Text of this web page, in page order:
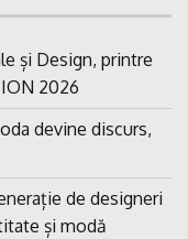
și Design, printre
2026
devine discurs,
de designeri
și modă